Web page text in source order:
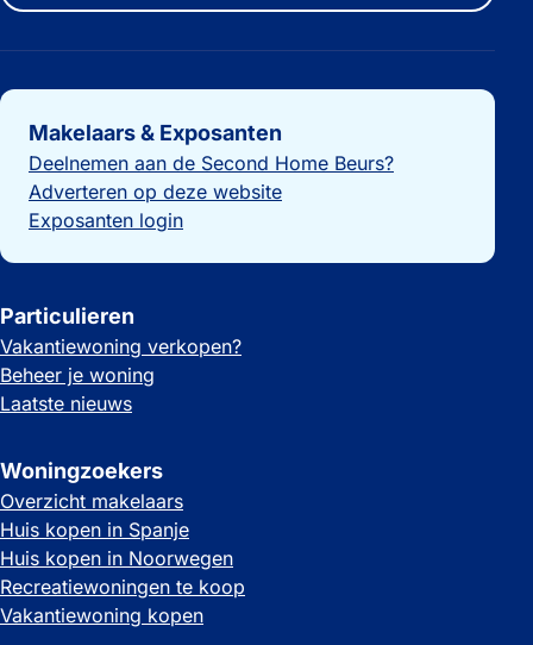
Belangrijke links
Makelaars & Exposanten
Deelnemen aan de Second Home Beurs?
Adverteren op deze website
Exposanten login
Particulieren
Vakantiewoning verkopen?
Beheer je woning
Laatste nieuws
Woningzoekers
Overzicht makelaars
Huis kopen in Spanje
Huis kopen in Noorwegen
Recreatiewoningen te koop
Vakantiewoning kopen